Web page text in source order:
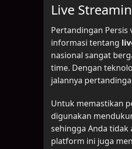
Live
Pertandingan Persis
informasi tentang
nasional sangat
time. Dengan
jalannya
Untuk memastikan
digunakan
sehingga Anda
platform ini juga